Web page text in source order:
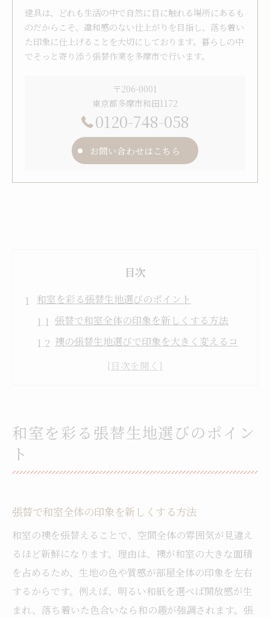
建具は、どれも生活の中で自然に目に触れる場所にあるも
のだからこそ、違和感のない仕上がりを目指し、落ち着い
た印象に仕上げることを大切にしております。暮らしの中
でそっと寄り添う張替作業を多摩市で行います。
〒206-0001
東京都多摩市和田1172
0120-748-058
お問い合わせはこちら
目次
和室を彩る張替生地選びのポイント
張替で和室全体の印象を新しくする方法
襖の張替生地選びで印象を大きく変えるコ
見本を活用した張替生地の比較ポイント
張替で多摩市に適した襖生地の探し方を解
住宅環境に合わせた襖生地の選び方ガイド
張替専門の相談で理想の生地を選ぶ方法
和室を彩る張替生地選びのポイン
ト
張替で和室全体の印象を新しくする方法
和室の襖を張替えることで、空間全体の雰囲気が見違え
るほど新鮮になります。理由は、襖が和室の大きな面積
を占めるため、生地の色や質感が部屋全体の印象を左右
するからです。例えば、明るい和紙を選べば開放感が生
まれ、落ち着いた色合いなら和の趣が強調されます。張